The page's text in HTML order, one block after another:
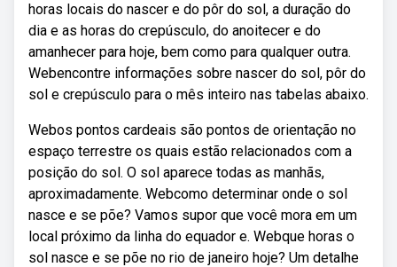
horas locais do nascer e do pôr do sol, a duração do
dia e as horas do crepúsculo, do anoitecer e do
amanhecer para hoje, bem como para qualquer outra.
Webencontre informações sobre nascer do sol, pôr do
sol e crepúsculo para o mês inteiro nas tabelas abaixo.
Webos pontos cardeais são pontos de orientação no
espaço terrestre os quais estão relacionados com a
posição do sol. O sol aparece todas as manhãs,
aproximadamente. Webcomo determinar onde o sol
nasce e se põe? Vamos supor que você mora em um
local próximo da linha do equador e. Webque horas o
sol nasce e se põe no rio de janeiro hoje? Um detalhe